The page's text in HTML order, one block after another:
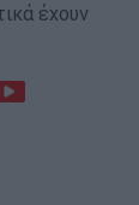
έχουν